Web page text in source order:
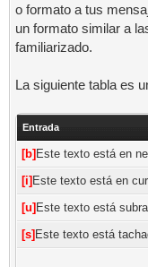
o formato a tus
un formato similar a
familiarizado.
La siguiente tabla es
Entrada
[b] Este texto está en
[i] Este texto está en
[u] Este texto está
[s] Este texto está